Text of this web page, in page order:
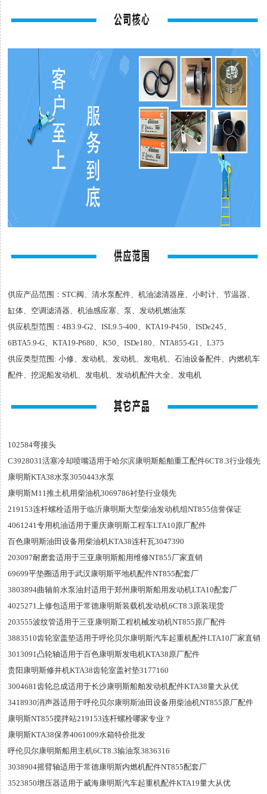
供应产品范围：STC阀、清水泵配件、机油滤清器座、小时计、节温器、
缸体、空调滤清器、机油感应塞、泵、发动机燃油泵
供应机型范围：4B3.9-G2、ISL9.5-400、KTA19-P450、ISDe245、
6BTA5.9-G、KTA19-P680、K50、ISDe180、NTA855-G1、L375
供应类型范围: 小修、发动机、发动机、发电机、石油设备配件、内燃机车
配件、挖泥船发动机、发电机、发动机配件大全、发电机
102584弯接头
C3928031活塞冷却喷嘴适用于哈尔滨康明斯船舶重工配件6CT8.3行业领先
康明斯KTA38水泵3050443水泵
康明斯M11推土机用柴油机3069786衬垫行业领先
219153连杆螺栓适用于临沂康明斯大型柴油发动机组NT855信誉保证
4061241专用机油适用于重庆康明斯工程车LTA10原厂配件
百色康明斯油田设备用柴油机KTA38连杆瓦3047390
203097耐磨套适用于三亚康明斯船用维修NT855厂家直销
69699平垫圈适用于武汉康明斯平地机配件NT855配套厂
3803894曲轴前水泵油封适用于郑州康明斯船用发动机LTA10配套厂
4025271上修包适用于常德康明斯装载机发动机6CT8.3原装现货
203555波纹管适用于三亚康明斯工程机械发动机NT855原厂配件
3883510齿轮室盖垫适用于呼伦贝尔康明斯汽车起重机配件LTA10厂家直销
3013091凸轮轴适用于百色康明斯发电机KTA38原厂配件
贵阳康明斯修井机KTA38齿轮室盖衬垫3177160
3004681齿轮总成适用于长沙康明斯船舶发动机配件KTA38量大从优
3418930消声器适用于呼伦贝尔康明斯油田设备用柴油机NT855原厂配件
康明斯NT855搅拌站219153连杆螺栓哪家专业？
康明斯KTA38保养4061009水箱特价批发
呼伦贝尔康明斯船用主机6CT8.3输油泵3836316
3038904摇臂轴适用于常德康明斯内燃机配件NT855配套厂
3523850增压器适用于威海康明斯汽车起重机配件KTA19量大从优